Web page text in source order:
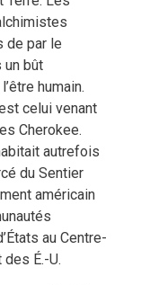
de par le
bût
humain.
celui venant
Cherokee.
autrefois
du Sentier
américain
au Centre-
É.-U.